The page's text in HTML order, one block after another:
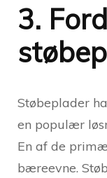
3.
Støbeplader
en populær
En af de
bæreevne.